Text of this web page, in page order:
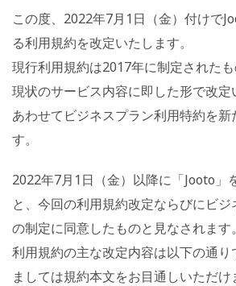
この度、2022年7月1日（金）付けで
る利用規約を改定いたします。
現行利用規約は2017年に制定されたも
現状のサービス内容に即した形で改定
あわせてビジネスプラン利用特約を新
す。
2022年7月1日（金）以降に「Jooto」
と、今回の利用規約改定ならびにビ
の制定に同意したものと見なされます。
利用規約の主な改定内容は以下の通り
ましては規約本文をお目通しいただけ